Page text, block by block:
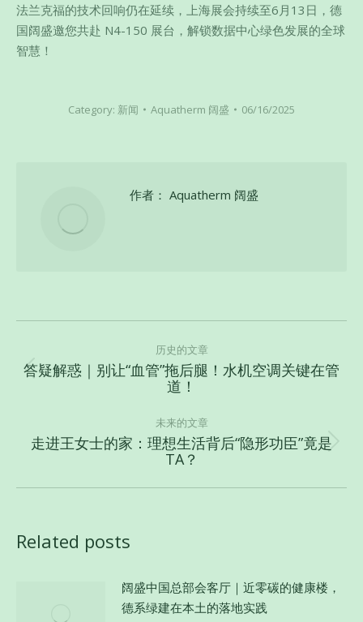
法兰克福的技术回响仍在延续，上海展会持续至6月13日，德
国阔盛邀您共赴 N4-150 展台，解锁数据中心绿色发展的全球
智慧！
Category: 新闻 Aquatherm 阔盛 06/16/2025
作者： Aquatherm 阔盛
章
导
历史的文章
历
史
的
文
章：
答疑解惑｜别让“血管”拖后腿！水机空调关键在管
道！
未来的文章
未
来
的
走进王女士的家：理想生活背后“隐形功臣”竟是
TA？
Related posts
阔盛中国总部会客厅｜近零碳的健康楼，
德系绿建在本土的落地实践